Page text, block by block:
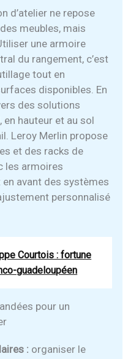
d’atelier ne repose
meubles, mais
une armoire
du rangement, c’est
tout en
disponibles. En
des solutions
hauteur et au sol
Leroy Merlin propose
et des racks de
les armoires
avant des systèmes
personnalisé
Courtois : fortune
guadeloupéen
pour un
: organiser le